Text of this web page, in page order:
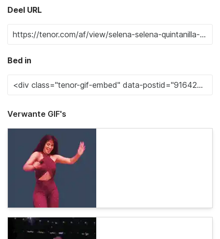
Deel URL
Bed in
Verwante GIF's